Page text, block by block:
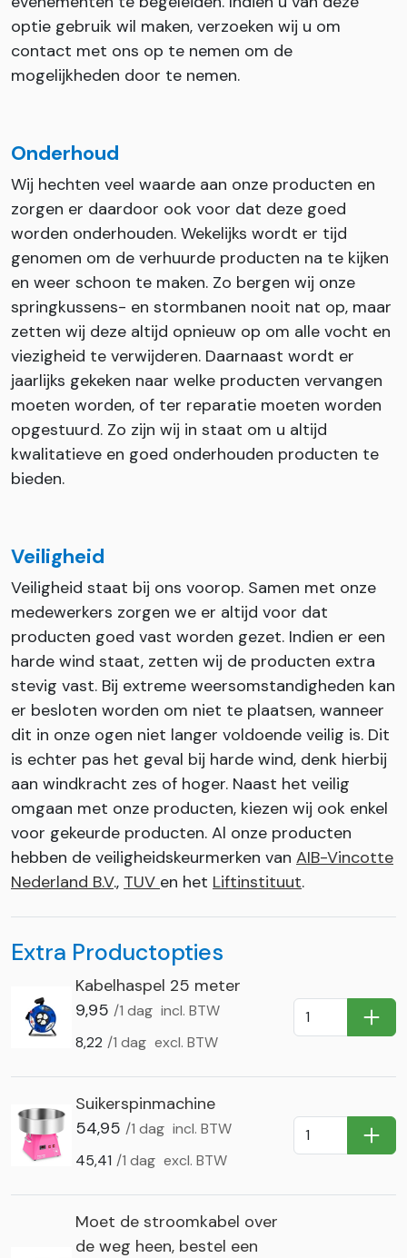
optie gebruik wil maken, verzoeken wij u om
contact met ons op te nemen om de
mogelijkheden door te nemen.
Onderhoud
Wij hechten veel waarde aan onze producten en
zorgen er daardoor ook voor dat deze goed
worden onderhouden. Wekelijks wordt er tijd
genomen om de verhuurde producten na te kijken
en weer schoon te maken. Zo bergen wij onze
springkussens- en stormbanen nooit nat op, maar
zetten wij deze altijd opnieuw op om alle vocht en
viezigheid te verwijderen. Daarnaast wordt er
jaarlijks gekeken naar welke producten vervangen
moeten worden, of ter reparatie moeten worden
opgestuurd. Zo zijn wij in staat om u altijd
kwalitatieve en goed onderhouden producten te
bieden.
Veiligheid
Veiligheid staat bij ons voorop. Samen met onze
medewerkers zorgen we er altijd voor dat
producten goed vast worden gezet. Indien er een
harde wind staat, zetten wij de producten extra
stevig vast. Bij extreme weersomstandigheden kan
er besloten worden om niet te plaatsen, wanneer
dit in onze ogen niet langer voldoende veilig is. Dit
is echter pas het geval bij harde wind, denk hierbij
aan windkracht zes of hoger. Naast het veilig
omgaan met onze producten, kiezen wij ook enkel
voor gekeurde producten. Al onze producten
hebben de veiligheidskeurmerken van AIB-Vincotte
Nederland B.V., TUV en het Liftinstituut.
Extra Productopties
Kabelhaspel 25 meter
9,95 /1 dag incl. BTW
8,22 /1 dag excl. BTW
In
Suikerspinmachine
54,95 /1 dag incl. BTW
45,41 /1 dag excl. BTW
In
Moet de stroomkabel over
de weg heen, bestel een